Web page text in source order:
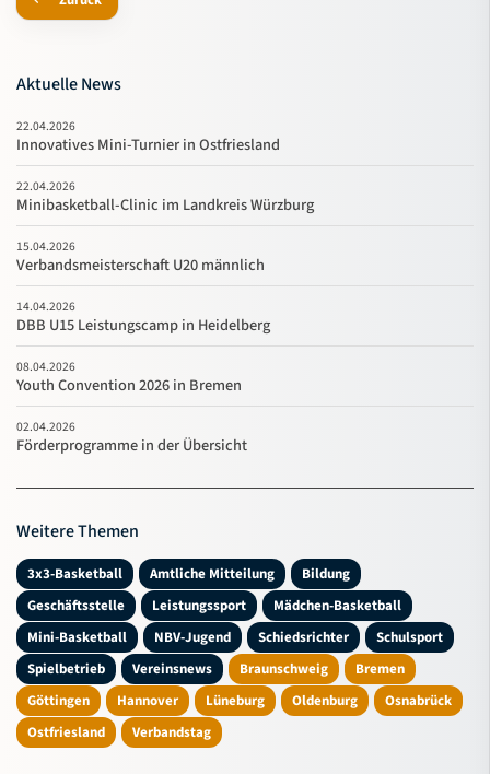
Aktuelle News
22.04.2026
Innovatives Mini-Turnier in Ostfriesland
22.04.2026
Minibasketball-Clinic im Landkreis Würzburg
15.04.2026
Verbandsmeisterschaft U20 männlich
14.04.2026
DBB U15 Leistungscamp in Heidelberg
08.04.2026
Youth Convention 2026 in Bremen
02.04.2026
Förderprogramme in der Übersicht
Weitere Themen
3x3-Basketball Amtliche Mitteilung
Bildung
Geschäftsstelle
Leistungssport
Mädchen-Basketball
Mini-Basketball
NBV-Jugend Schiedsrichter
Schulsport
Spielbetrieb
Vereinsnews Braunschweig
Bremen
Göttingen
Hannover Lüneburg Oldenburg
Osnabrück
Ostfriesland
Verbandstag